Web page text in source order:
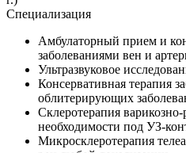
Специализация
Амбулаторный прием и
заболеваниями вен и
Ультразвуковое
Консервативная терапия
облитерирующих
Склеротерапия
необходимости под УЗ-
Микросклеротерапия